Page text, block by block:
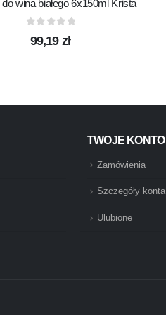
wina białego 6x150ml Krista
99,19 zł
TWOJE KONTO
Zamówienia
Szczegóły konta
Ulubione